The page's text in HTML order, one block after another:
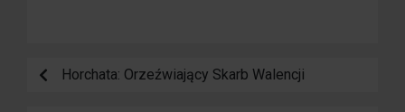
Horchata: Orzeźwiający Skarb Walencji